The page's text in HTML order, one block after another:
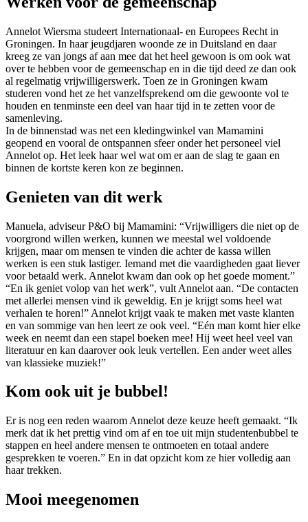
Annelot Wiersma studeert Internationaal- en Europees Recht in
Groningen. In haar jeugdjaren woonde ze in Duitsland en daar
kreeg ze van jongs af aan mee dat het heel gewoon is om ook wat
over te hebben voor de gemeenschap en in die tijd deed ze dan ook
al regelmatig vrijwilligerswerk. Toen ze in Groningen kwam
studeren vond het ze het vanzelfsprekend om die gewoonte vol te
houden en tenminste een deel van haar tijd in te zetten voor de
samenleving.
In de binnenstad was net een kledingwinkel van Mamamini
geopend en vooral de ontspannen sfeer onder het personeel viel
Annelot op. Het leek haar wel wat om er aan de slag te gaan en
binnen de kortste keren kon ze beginnen.
Genieten van dit werk
Manuela, adviseur P&O bij Mamamini: “Vrijwilligers die niet op de
voorgrond willen werken, kunnen we meestal wel voldoende
krijgen, maar om mensen te vinden die achter de kassa willen
werken is een stuk lastiger. Iemand met die vaardigheden gaat liever
voor betaald werk. Annelot kwam dan ook op het goede moment.”
“En ik geniet volop van het werk”, vult Annelot aan. “De contacten
met allerlei mensen vind ik geweldig. En je krijgt soms heel wat
verhalen te horen!” Annelot krijgt vaak te maken met vaste klanten
en van sommige van hen leert ze ook veel. “Eén man komt hier elke
week en neemt dan een stapel boeken mee! Hij weet heel veel van
literatuur en kan daarover ook leuk vertellen. Een ander weet alles
van klassieke muziek!”
Kom ook uit je bubbel!
Er is nog een reden waarom Annelot deze keuze heeft gemaakt. “Ik
merk dat ik het prettig vind om af en toe uit mijn studentenbubbel te
stappen en heel andere mensen te ontmoeten en totaal andere
gesprekken te voeren.” En in dat opzicht kom ze hier volledig aan
haar trekken.
Mooi meegenomen